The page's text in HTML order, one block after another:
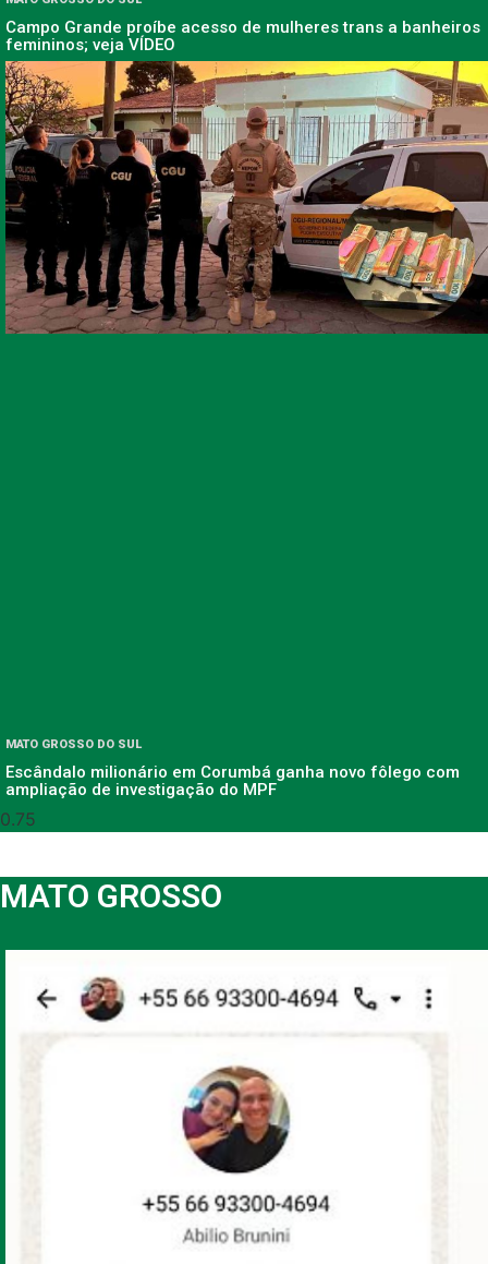
Campo Grande proíbe acesso de mulheres trans a banheiros
femininos; veja VÍDEO
MATO GROSSO DO SUL
Escândalo milionário em Corumbá ganha novo fôlego com
ampliação de investigação do MPF
MATO GROSSO